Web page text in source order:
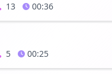
13 00:36
5 00:25